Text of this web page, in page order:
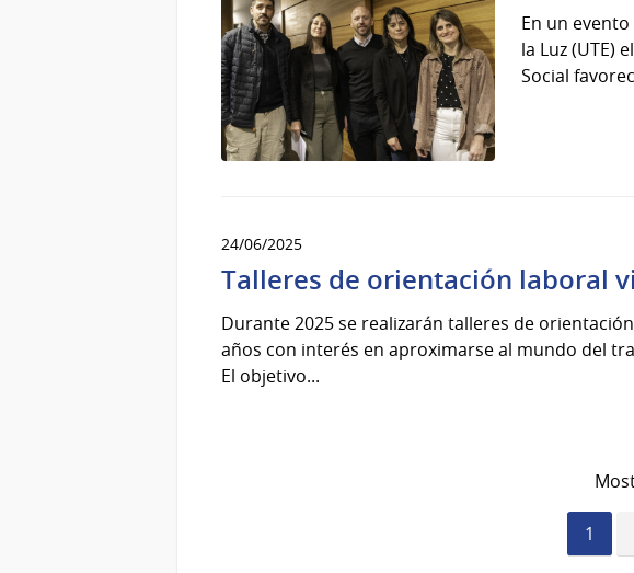
En un
la Luz (UTE)
Social
24/06/2025
Talleres de orientación laboral
Durante 2025 se realizarán talleres de
años con interés en aproximarse al mundo del
El objetivo...
actual
1